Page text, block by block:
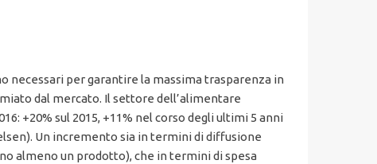
necessari per garantire la massima trasparenza in
dal mercato. Il settore dell’alimentare
+20% sul 2015, +11% nel corso degli ultimi 5 anni
Un incremento sia in termini di diffusione
almeno un prodotto), che in termini di spesa